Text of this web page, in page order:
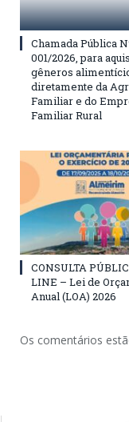
Chamada Pública
001/2026, para
gêneros
diretamente da
Familiar e do
Familiar Rural
CONSULTA
LINE – Lei de
Anual (LOA) 2026
Os comentários